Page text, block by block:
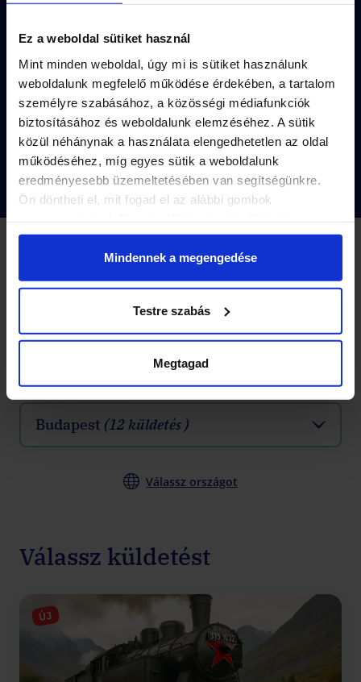
Ez a weboldal sütiket használ
Mint minden weboldal, úgy mi is sütiket használunk
weboldalunk megfelelő működése érdekében, a tartalom
személyre szabásához, a közösségi médiafunkciók
biztosításához és weboldalunk elemzéséhez. A sütik
közül néhánynak a használata elengedhetetlen az oldal
működéséhez, míg egyes sütik a weboldalunk
eredményesebb üzemeltetésében van segítségünkre.
Ön döntheti el, mit fogad el az alábbi gombok
módosíthatja. További részletekről olvashat Adatkezelési
tájékoztatónkban.Mindennek a megengedése
Testre szabás
Megtagad
Vedd meg pár kattintással ésjátsszatok
akár azonnal!
Tovább olvasok
Küldetések
játékok következő szintjét?
Válassz várost
Budapest (12 küldetés )
Válassz országot
Válassz küldetést
ÚJ